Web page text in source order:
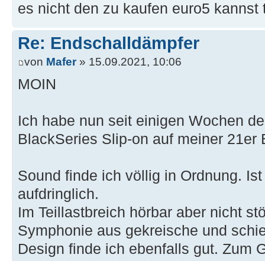
es nicht den zu kaufen euro5
Re: Endschalldämpfer
von Mafer» 15.09.2021, 10:06
MOIN
Ich habe nun seit einigen Wochen
BlackSeries Slip-on auf meiner 21er
Sound finde ich völlig in Ordnung.
aufdringlich.
Im Teillastbreich hörbar aber nicht
Symphonie aus gekreische und
Design finde ich ebenfalls gut. Zum